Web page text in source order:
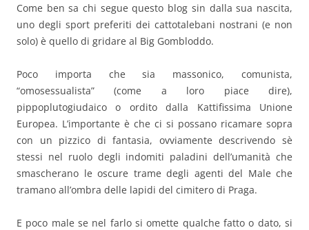
Come ben sa chi segue questo blog sin dalla sua nascita,
uno degli sport preferiti dei cattotalebani nostrani (e non
solo) è quello di gridare al Big Gombloddo.
Poco importa che sia massonico, comunista,
“omosessualista” (come a loro piace dire),
pippoplutogiudaico o ordito dalla Kattifissima Unione
Europea. L’importante è che ci si possano ricamare sopra
con un pizzico di fantasia, ovviamente descrivendo sè
stessi nel ruolo degli indomiti paladini dell’umanità che
smascherano le oscure trame degli agenti del Male che
tramano all’ombra delle lapidi del cimitero di Praga.
E poco male se nel farlo si omette qualche fatto o dato, si